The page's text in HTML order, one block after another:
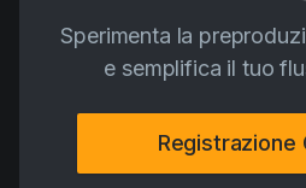
Sperimenta la
e semplifica il tuo
Registrazione